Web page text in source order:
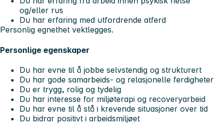
og/eller rus
Du har erfaring med utfordrende atferd
Personlig egnethet vektlegges.
Personlige egenskaper
Du har evne til å jobbe selvstendig og strukturert
Du har gode samarbeids- og relasjonelle ferdigheter
Du er trygg, rolig og tydelig
Du har interesse for miljøterapi og recoveryarbeid
Du har evne til å stå i krevende situasjoner over tid
Du bidrar positivt i arbeidsmiljøet